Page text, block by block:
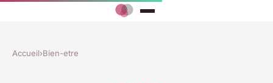
Accueil›Bien-etre